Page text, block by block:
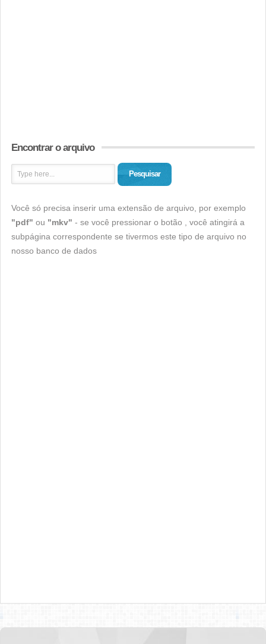
Encontrar o arquivo
Pesquisar
Você só precisa inserir uma extensão de arquivo, por exemplo
"pdf" ou "mkv" - se você pressionar o botão , você atingirá a
subpágina correspondente se tivermos este tipo de arquivo no
nosso banco de dados